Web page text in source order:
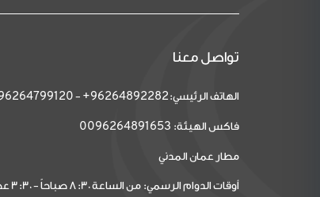
تواصل معنا
الهاتف الرئيسي: 96264892282+
-
فاكس الهيئة: 0096264891653
مطار عمان المدني
أوقات الدوام الرسمي: من الساعة 8:30 صباحاً - 3:30 عصراً